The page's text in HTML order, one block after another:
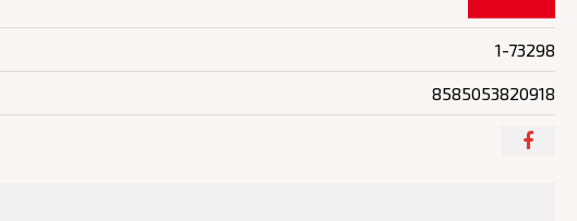
1-73298
8585053820918